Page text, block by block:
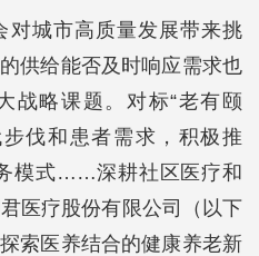
对城市高质量发展带来挑
供给能否及时响应需求也
战略课题。对标“老有颐
伐和患者需求，积极推
模式……深耕社区医疗和
医疗股份有限公司（以下
索医养结合的健康养老新